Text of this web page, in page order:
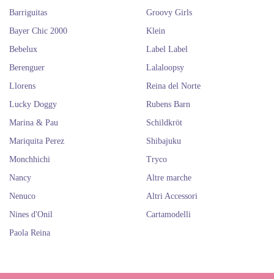
Barriguitas
Bayer Chic 2000
Bebelux
Berenguer
Groovy Girls
Klein
Label Label
Lalaloopsy
Llorens
Lucky Doggy
Marina & Pau
Mariquita Perez
Monchhichi
Nancy
Nenuco
Nines d'Onil
Paola Reina
Reina del Norte
Rubens Barn
Schildkröt
Shibajuku
Tryco
Altre marche
Altri Accessori
Cartamodelli